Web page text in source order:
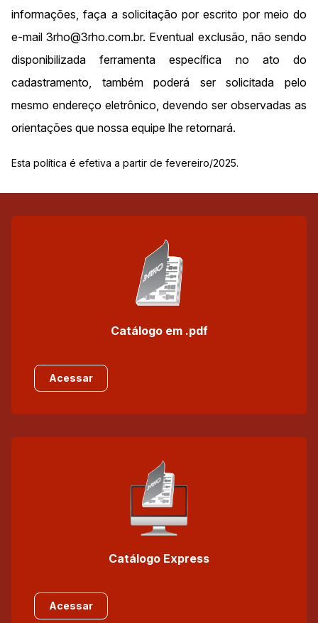
informações, faça a solicitação por escrito por meio do
e-mail 3rho@3rho.com.br. Eventual exclusão, não sendo
disponibilizada ferramenta específica no ato do
cadastramento, também poderá ser solicitada pelo
mesmo endereço eletrônico, devendo ser observadas as
orientações que nossa equipe lhe retornará.
Esta política é efetiva a partir de fevereiro/2025.
Catálogo em .pdf
Acessar
Catálogo Express
Acessar